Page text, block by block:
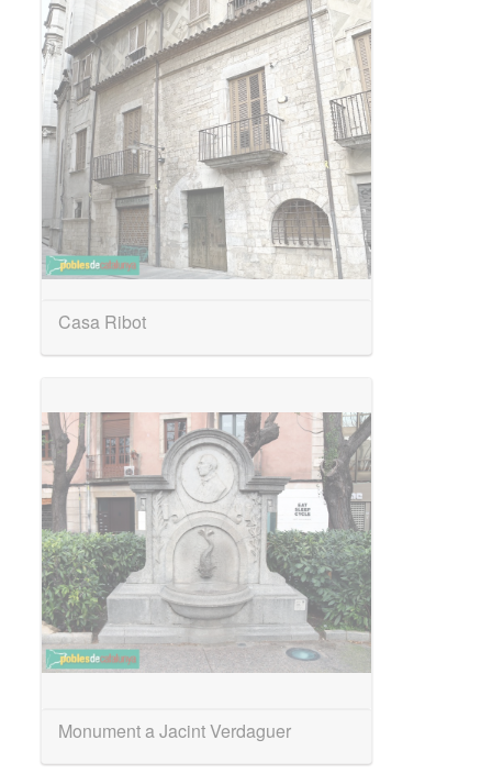
Casa Ribot
Monument a Jacint Verdaguer